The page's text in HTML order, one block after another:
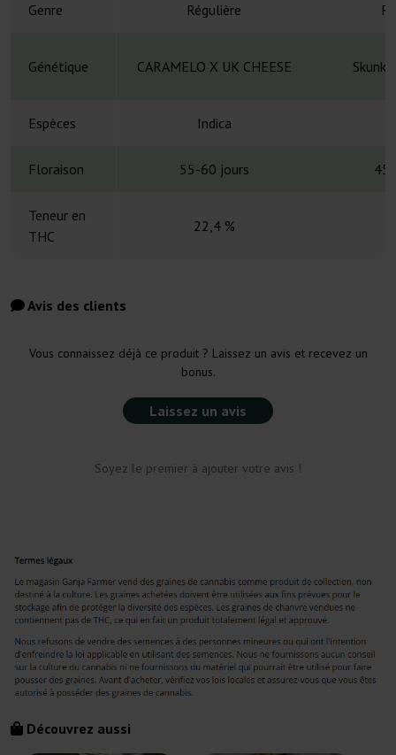
Genre Régulière
Génétique CARAMELO X UK CHEESE
Espèces Indica
Floraison 55-60 jours
Teneur en
THC
22,4 %
Avis des clients
Vous connaissez déjà ce produit ? Laissez un avis et recevez un
bonus.
Laissez un avis
Soyez le premier à ajouter votre avis !
Découvrez aussi